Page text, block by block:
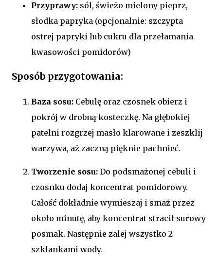
Przyprawy: sól, świeżo mielony pieprz,
słodka papryka (opcjonalnie: szczypta
ostrej papryki lub cukru dla przełamania
kwasowości pomidorów)
Sposób przygotowania:
Baza sosu: Cebulę oraz czosnek obierz i
pokrój w drobną kosteczkę. Na głębokiej
patelni rozgrzej masło klarowane i zeszklij
warzywa, aż zaczną pięknie pachnieć.
Tworzenie sosu: Do podsmażonej cebuli i
czosnku dodaj koncentrat pomidorowy.
Całość dokładnie wymieszaj i smaż przez
około minutę, aby koncentrat stracił surowy
posmak. Następnie zalej wszystko 2
szklankami wody.